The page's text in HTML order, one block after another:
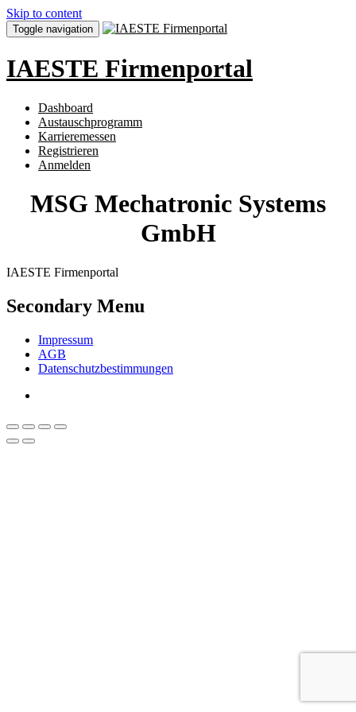
Skip to content
Toggle navigation
IAESTE Firmenportal
Dashboard
Austauschprogramm
Karrieremessen
Registrieren
Anmelden
MSG Mechatronic Systems
GmbH
IAESTE Firmenportal
Secondary Menu
Impressum
AGB
Datenschutzbestimmungen